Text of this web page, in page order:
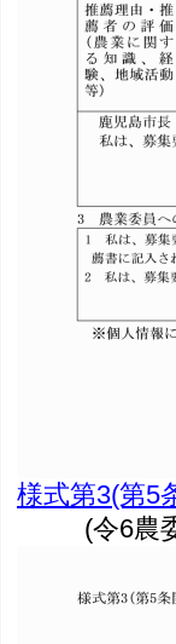
様式第3(第5
(令6農